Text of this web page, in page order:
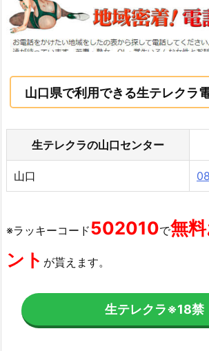
山口県で利用できる生テレクラ
生テレクラの山口センター
山口
※ラッキーコード502010で無
ント が貰えます。
生テレクラ※18禁